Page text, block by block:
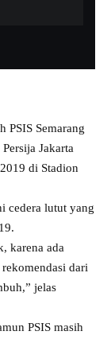
PSIS Semarang
Jakarta
di Stadion
cedera lutut yang
karena ada
dari
jelas
PSIS masih